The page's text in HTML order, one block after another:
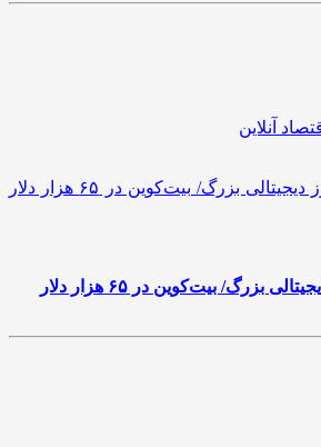
آنلاین
تغییرات قیمتی ۱۰ ارز دیجیتالی بزرگ/ بیت‌کوین در ۶۵ هزار دلار